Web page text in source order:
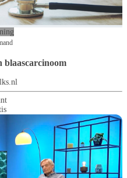
blaascarcinoom